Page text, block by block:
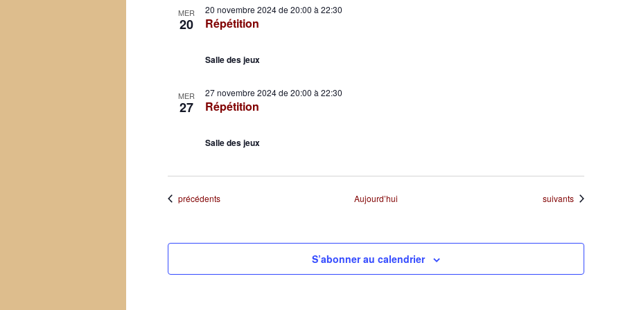
MER
20 Répétition
20 novembre 2024 de 20:00 à 22:30
Salle des jeux
MER
27 Répétition
27 novembre 2024 de 20:00 à 22:30
Salle des jeux
Évènements
précédents Aujourd’hui Évènements
suivants
S’abonner au calendrier